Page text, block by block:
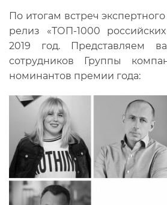
По итогам встреч
релиз «ТОП-1000
2019 год. Представляем
сотрудников Группы
номинантов премии года: